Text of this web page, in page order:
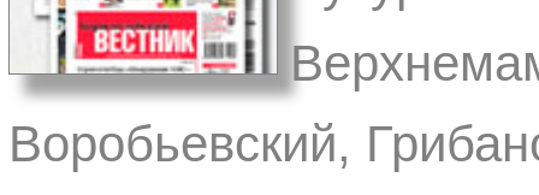
Воробьевский,